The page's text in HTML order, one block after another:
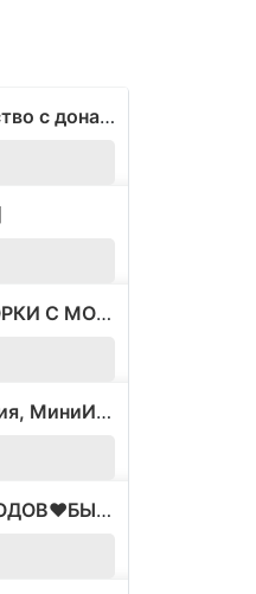
⚡⚡ OasysPE — Гриферство с донатом
⭐ ❗ MCSKILL ❗ ⭐ СБОРКИ С МОДАМИ ⭐ ВАЙП 17.05 ⭐
♐ MineBars ♐ Выживания, МиниИгры ⭐ 1.8-1.18.2
⭐LOLILAND⭐МНОГО МОДОВ❤️БЫЛ ВАЙП❤️ЛУЧШИЕ СЕРВЕРА